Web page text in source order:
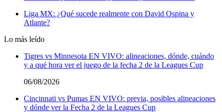
Liga MX: ¿Qué sucede realmente con David Ospina y
Atlante?
Lo más leído
Tigres vs Minnesota EN VIVO: alineaciones, dónde, cuándo
y a qué hora ver el juego de la fecha 2 de la Leagues Cup
06/08/2026
Cincinnati vs Pumas EN VIVO: previa, posibles alineaciones
y dónde ver la Fecha 2 de la Leagues Cup